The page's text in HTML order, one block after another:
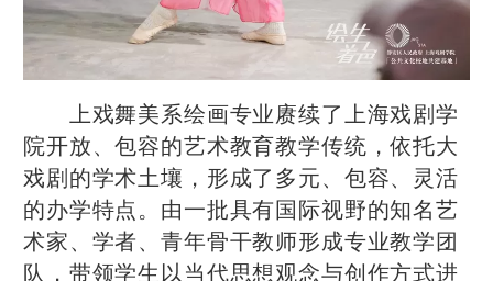
上戏舞美系绘画专业赓续了上海戏剧学
院开放、包容的艺术教育教学传统，依托大
戏剧的学术土壤，形成了多元、包容、灵活
的办学特点。由一批具有国际视野的知名艺
术家、学者、青年骨干教师形成专业教学团
队，带领学生以当代思想观念与创作方式进